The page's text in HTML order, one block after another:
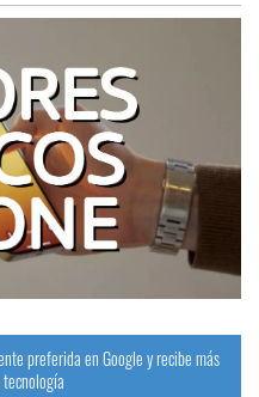
preferida en Google y recibe más